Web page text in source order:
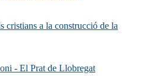
cristians a la construcció de la
- El Prat de Llobregat